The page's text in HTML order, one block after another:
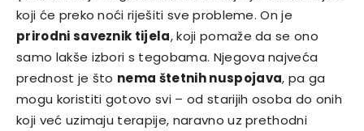
koji će preko noći riješiti sve probleme. On je
prirodni saveznik tijela, koji pomaže da se ono
samo lakše izbori s tegobama. Njegova najveća
prednost je što nema štetnih nuspojava, pa ga
mogu koristiti gotovo svi – od starijih osoba do onih
koji već uzimaju terapije, naravno uz prethodni